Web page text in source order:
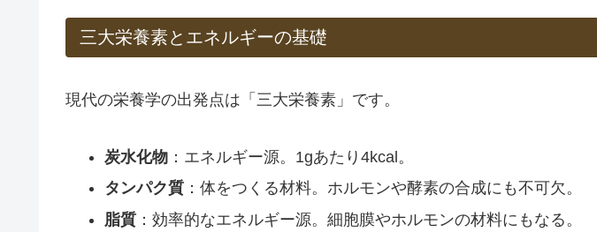
三大栄養素とエネルギーの基礎
現代の栄養学の出発点は「三大栄養素」です。
炭水化物：エネルギー源。1gあたり4kcal。
タンパク質：体をつくる材料。ホルモンや酵素の合成にも不可欠。
脂質：効率的なエネルギー源。細胞膜やホルモンの材料にもなる。